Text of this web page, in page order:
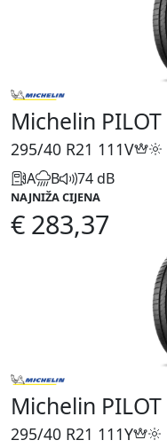
Michelin PILOT
295/40 R21 111V
A B 74 dB
NAJNIŽA CIJENA
€ 283,37
Michelin PILOT
295/40 R21 111Y